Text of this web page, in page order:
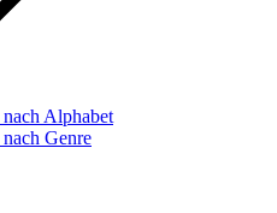
Alphabet
Genre